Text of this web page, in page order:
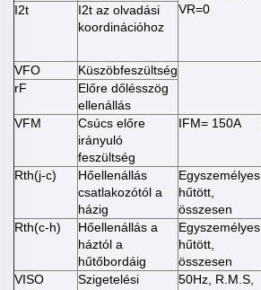
VR=0
I2t
I2t az olvadási
koordinációhoz
VFO
Küszöbfeszültség
rF
Előre dőlésszög
ellenállás
VFM
Csúcs előre
irányuló
feszültség
IFM= 150A
Rth(j-c)
Hőellenállás
csatlakozótól a
házig
Egyszemélyes
hűtött,
összesen
Rth(c-h)
Hőellenállás a
háztól a
hűtőbordáig
Egyszemélyes
hűtött,
összesen
VISO
Szigetelési
50Hz, R.M.S,